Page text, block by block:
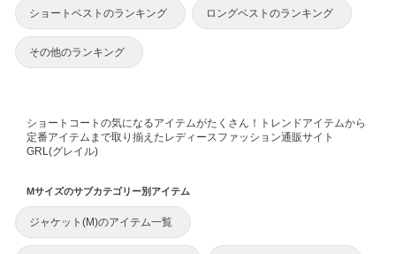
ショートベストのランキング ロングベストのランキング
その他のランキング
ショートコートの気になるアイテムがたくさん！トレンドアイテムから
定番アイテムまで取り揃えたレディースファッション通販サイト
GRL(グレイル)
Mサイズのサブカテゴリー別アイテム
ジャケット(M)のアイテム一覧